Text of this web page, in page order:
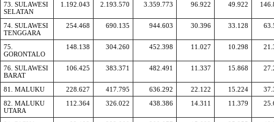
73. SULAWESI
SELATAN
1.192.043 2.193.570 3.359.773 96.922 49.922
74. SULAWESI
TENGGARA
254.468 690.135 944.603 30.396 33.128
75.
GORONTALO
148.138 304.260 452.398 11.027 10.298
76. SULAWESI
BARAT
106.425 383.371 482.491 11.337 15.868
81. MALUKU 228.627 417.795 636.292 22.122 15.224
82. MALUKU
UTARA
112.364 326.022 438.386 14.311 11.379